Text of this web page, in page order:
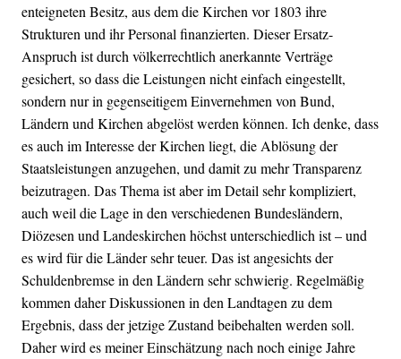
enteigneten Besitz, aus dem die Kirchen vor 1803 ihre
Strukturen und ihr Personal finanzierten. Dieser Ersatz-
Anspruch ist durch völkerrechtlich anerkannte Verträge
gesichert, so dass die Leistungen nicht einfach eingestellt,
sondern nur in gegenseitigem Einvernehmen von Bund,
Ländern und Kirchen abgelöst werden können. Ich denke, dass
es auch im Interesse der Kirchen liegt, die Ablösung der
Staatsleistungen anzugehen, und damit zu mehr Transparenz
beizutragen. Das Thema ist aber im Detail sehr kompliziert,
auch weil die Lage in den verschiedenen Bundesländern,
Diözesen und Landeskirchen höchst unterschiedlich ist – und
es wird für die Länder sehr teuer. Das ist angesichts der
Schuldenbremse in den Ländern sehr schwierig. Regelmäßig
kommen daher Diskussionen in den Landtagen zu dem
Ergebnis, dass der jetzige Zustand beibehalten werden soll.
Daher wird es meiner Einschätzung nach noch einige Jahre